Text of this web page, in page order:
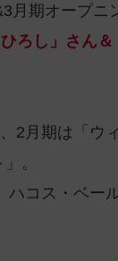
月期オープニ
ろし」さん
2月期は「ウ
。
コス・ベー